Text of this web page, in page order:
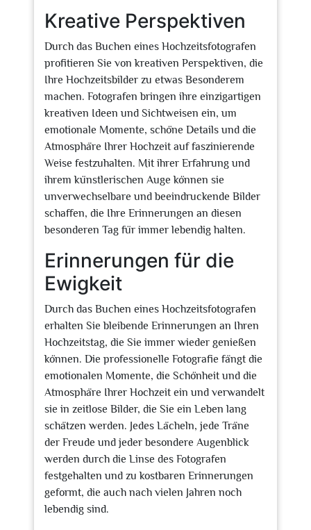
Kreative Perspektiven
Durch das Buchen eines Hochzeitsfotografen
profitieren Sie von kreativen Perspektiven, die
Ihre Hochzeitsbilder zu etwas Besonderem
machen. Fotografen bringen ihre einzigartigen
kreativen Ideen und Sichtweisen ein, um
emotionale Momente, schöne Details und die
Atmosphäre Ihrer Hochzeit auf faszinierende
Weise festzuhalten. Mit ihrer Erfahrung und
ihrem künstlerischen Auge können sie
unverwechselbare und beeindruckende Bilder
schaffen, die Ihre Erinnerungen an diesen
besonderen Tag für immer lebendig halten.
Erinnerungen für die
Ewigkeit
Durch das Buchen eines Hochzeitsfotografen
erhalten Sie bleibende Erinnerungen an Ihren
Hochzeitstag, die Sie immer wieder genießen
können. Die professionelle Fotografie fängt die
emotionalen Momente, die Schönheit und die
Atmosphäre Ihrer Hochzeit ein und verwandelt
sie in zeitlose Bilder, die Sie ein Leben lang
schätzen werden. Jedes Lächeln, jede Träne
der Freude und jeder besondere Augenblick
werden durch die Linse des Fotografen
festgehalten und zu kostbaren Erinnerungen
geformt, die auch nach vielen Jahren noch
lebendig sind.